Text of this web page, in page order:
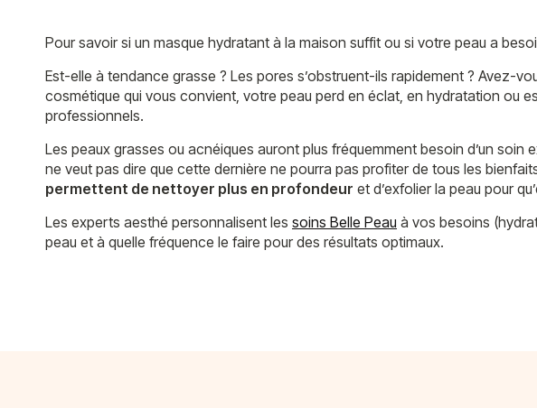
Pour savoir si un masque hydratant à la maison suffit ou si votre peau a
Est-elle à tendance grasse ? Les pores s’obstruent-ils rapidement ? Avez-
cosmétique qui vous convient, votre peau perd en éclat, en hydratation ou
professionnels.
Les peaux grasses ou acnéiques auront plus fréquemment besoin d’un
ne veut pas dire que cette dernière ne pourra pas profiter de tous les
permettent de nettoyer plus en profondeur et d’exfolier la peau pour
Les experts aesthé personnalisent les soins Belle Peau à vos besoins
peau et à quelle fréquence le faire pour des résultats optimaux.